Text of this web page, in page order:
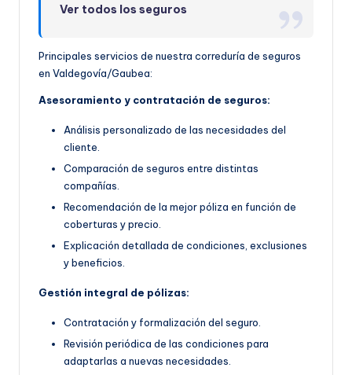
Ver todos los seguros
Principales servicios de nuestra correduría de seguros
en Valdegovía/Gaubea:
Asesoramiento y contratación de seguros:
Análisis personalizado de las necesidades del
cliente.
Comparación de seguros entre distintas
compañías.
Recomendación de la mejor póliza en función de
coberturas y precio.
Explicación detallada de condiciones, exclusiones
y beneficios.
Gestión integral de pólizas:
Contratación y formalización del seguro.
Revisión periódica de las condiciones para
adaptarlas a nuevas necesidades.